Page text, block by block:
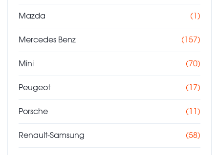
Mazda (1)
Mercedes Benz (157)
Mini (70)
Peugeot (17)
Porsche (11)
Renault-Samsung (58)